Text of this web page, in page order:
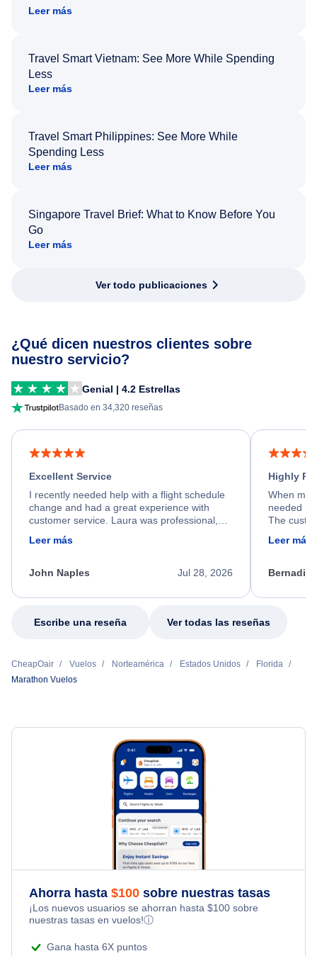
Leer más
Travel Smart Vietnam: See More While Spending
Less
Leer más
Travel Smart Philippines: See More While
Spending Less
Leer más
Singapore Travel Brief: What to Know Before You
Go
Leer más
Ver todo publicaciones
¿Qué dicen nuestros clientes sobre
nuestro servicio?
Genial | 4.2 Estrellas
Basado en 34,320 reseñas
Excellent Service
I recently needed help with a flight schedule
change and had a great experience with
customer service. Laura was professional,
friendly, and very helpful throughout the
process. She quickly found a solution and
appreciate her excellent service.
Leer más
Jul 28, 2026
John Naples
Highly
When my
needed
The
calm,
my issue.
Leer más
Escribe una reseña Ver todas las reseñas
CheapOair Vuelos Norteamérica Estados Unidos
Florida
Marathon Vuelos
Ahorra hasta $100 sobre nuestras tasas
¡Los nuevos usuarios se ahorran hasta $100 sobre
nuestras tasas en vuelos!ⓘ
Gana hasta 6X puntos